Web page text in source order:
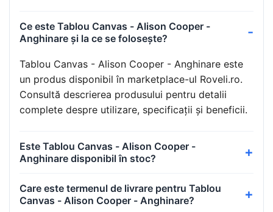
Ce este Tablou Canvas - Alison Cooper -
Anghinare și la ce se folosește?
Tablou Canvas - Alison Cooper - Anghinare este
un produs disponibil în marketplace-ul Roveli.ro.
Consultă descrierea produsului pentru detalii
complete despre utilizare, specificații și beneficii.
Este Tablou Canvas - Alison Cooper -
Anghinare disponibil în stoc?
Care este termenul de livrare pentru Tablou
Canvas - Alison Cooper - Anghinare?